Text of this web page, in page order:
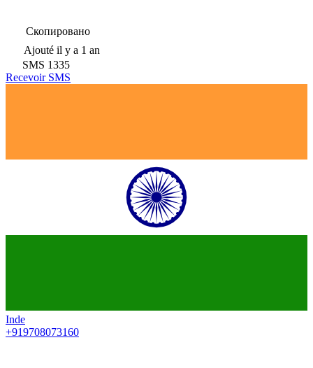
Скопировано
Ajouté il y a 1 an
SMS 1335
Recevoir SMS
Inde
+919708073160